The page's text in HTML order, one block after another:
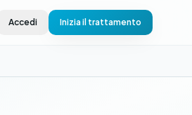
Accedi Inizia il trattamento